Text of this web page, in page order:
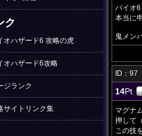
ク
オハザード6 攻略の虎
オハザード6攻略
ジランク
サイトリンク集
バイオ
本当に
鬼メン
ID：97
14Pt
マグナ
押して
この技